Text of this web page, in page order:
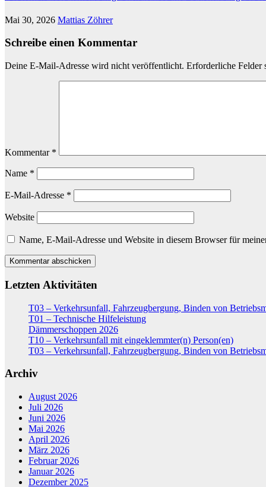
Mai 30, 2026 Mattias Zöhrer
Schreibe einen Kommentar
Deine E-Mail-Adresse wird nicht veröffentlicht. Erforderliche Felder
Kommentar *
Name *
E-Mail-Adresse *
Website
Name, E-Mail-Adresse und Website in diesem Browser für
Letzten Aktivitäten
T03 – Verkehrsunfall, Fahrzeugbergung, Binden von
T01 – Technische Hilfeleistung
Dämmerschoppen 2026
T10 – Verkehrsunfall mit eingeklemmter(n) Person(en)
T03 – Verkehrsunfall, Fahrzeugbergung, Binden von
Archiv
August 2026
Juli 2026
Juni 2026
Mai 2026
April 2026
März 2026
Februar 2026
Januar 2026
Dezember 2025